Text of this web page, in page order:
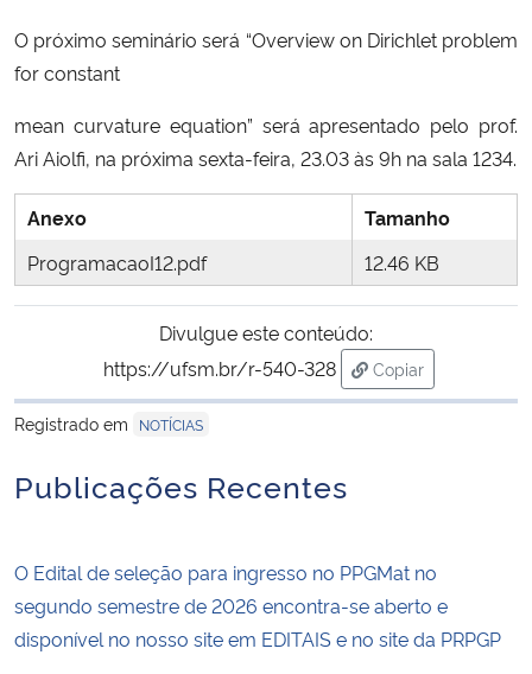
Ministério da Saúde
Ministério da Ciência, Tecnologia, Inovações e Comunicações
Ministério do Meio Ambiente
Ministério do Desenvolvimento Regional
Secretaria-Geral
Secretaria de Governo
O próximo seminário será “Overview on Dirichlet problem
for constant
mean curvature equation” será apresentado pelo prof.
Ari Aiolfi, na próxima sexta-feira, 23.03 às 9h na sala 1234.
Anexo
Tamanho
ProgramacaoI12.pdf
12.46 KB
Divulgue este conteúdo:
https://ufsm.br/r-540-328
Copiar
para área de
Registrado em
NOTÍCIAS
Publicações Recentes
O Edital de seleção para ingresso no PPGMat no
segundo semestre de 2026 encontra-se aberto e
disponível no nosso site em EDITAIS e no site da PRPGP